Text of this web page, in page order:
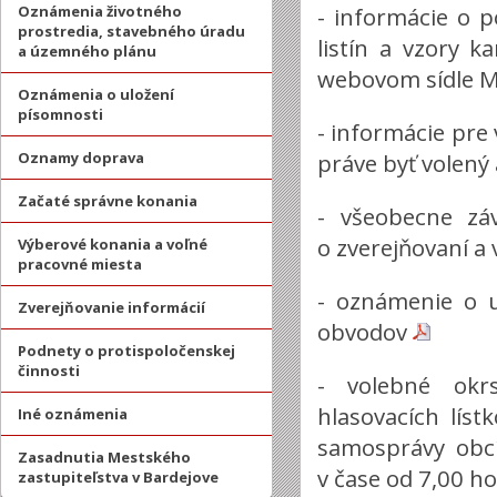
Oznámenia životného
prostredia, stavebného úradu
a územného plánu
Oznámenia o uložení
písomnosti
Oznamy doprava
Začaté správne konania
Výberové konania a voľné
pracovné miesta
Zverejňovanie informácií
Podnety o protispoločenskej
činnosti
Iné oznámenia
Zasadnutia Mestského
zastupiteľstva v Bardejove
- informácie o
listín a vzory
webovom sídle
- informácie pre
práve byť
- všeobecne
o zverejňovaní
- oznámenie o
obvodov
- volebné
hlasovacích
samosprávy
v čase od 7,00